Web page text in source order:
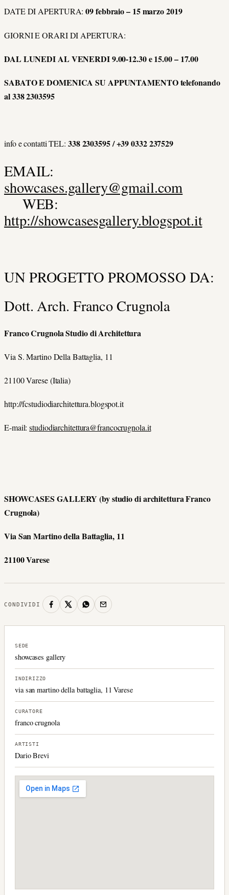
DATE DI APERTURA:09 febbraio – 15 marzo 2019
GIORNI E ORARI DI APERTURA:
DAL LUNEDI AL VENERDI 9.00-12.30 e 15.00 – 17.00
SABATO E DOMENICA SU APPUNTAMENTO telefonando
al 338 2303595
info e contatti TEL: 338 2303595 / +39 0332 237529
EMAIL:
showcases.gallery@gmail.com
WEB:
http://showcasesgallery.blogspot.it
UN PROGETTO PROMOSSO DA:
Dott. Arch. Franco Crugnola
Franco Crugnola Studio di Architettura
Via S. Martino Della Battaglia, 11
21100 Varese (Italia)
http://fcstudiodiarchitettura.blogspot.it
E-mail:studiodiarchitettura@francocrugnola.it
SHOWCASES GALLERY (by studio di architettura Franco
Crugnola)
Via San Martino della Battaglia, 11
21100 Varese
CONDIVIDI
SEDE
showcases gallery
INDIRIZZO
via san martino della battaglia, 11 Varese
CURATORE
franco crugnola
ARTISTI
Dario Brevi